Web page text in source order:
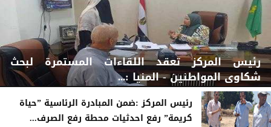
رئيس المركز تعقد اللقاءات المستمرة لبحث
شكاوى المواطنين - المنيا :...
رئيس المركز :ضمن المبادرة الرئاسية ”حياة
كريمة” رفع احدثيات محطة رفع الصرف...